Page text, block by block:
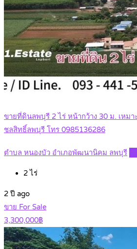
ขายที่ดินลพบุรี 2 ไร่ หน้ากว้าง 30 ม. เหม
ชลสิทธิ์ลพบุรี โทร 0985136286
ตำบล หนองบัว อำเภอพัฒนานิคม ลพบุรี
2ไร่
2 ปี ago
ขาย For Sale
3,300,000฿